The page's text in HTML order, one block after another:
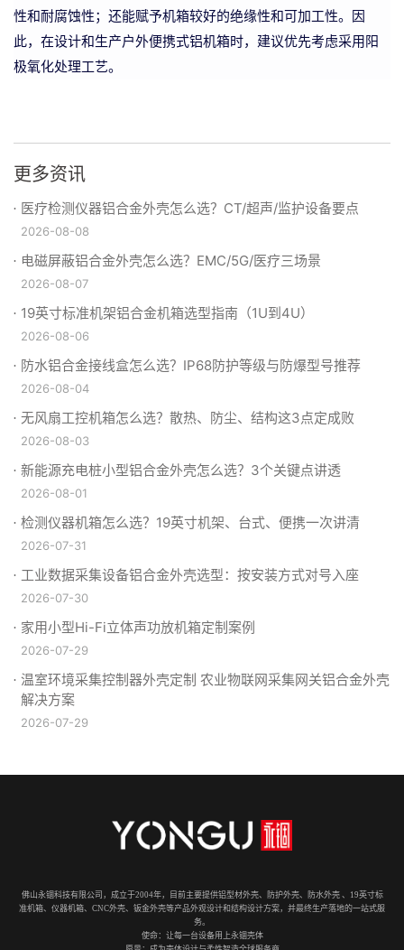
性和耐腐蚀性；还能赋予机箱较好的绝缘性和可加工性。因
此，在设计和生产户外便携式铝机箱时，建议优先考虑采用阳
极氧化处理工艺。
更多资讯
医疗检测仪器铝合金外壳怎么选？CT/超声/监护设备要点
2026-08-08
电磁屏蔽铝合金外壳怎么选？EMC/5G/医疗三场景
2026-08-07
19英寸标准机架铝合金机箱选型指南（1U到4U）
2026-08-06
防水铝合金接线盒怎么选？IP68防护等级与防爆型号推荐
2026-08-04
无风扇工控机箱怎么选？散热、防尘、结构这3点定成败
2026-08-03
新能源充电桩小型铝合金外壳怎么选？3个关键点讲透
2026-08-01
检测仪器机箱怎么选？19英寸机架、台式、便携一次讲清
2026-07-31
工业数据采集设备铝合金外壳选型：按安装方式对号入座
2026-07-30
家用小型Hi-Fi立体声功放机箱定制案例
2026-07-29
温室环境采集控制器外壳定制 农业物联网采集网关铝合金外壳
解决方案
2026-07-29
佛山永锢科技有限公司，成立于2004年，目前主要提供铝型材外壳、防护外壳、防水外壳 、19英寸标
准机箱、仪器机箱、CNC外壳、钣金外壳等产品外观设计和结构设计方案，并最终生产落地的一站式服
务。
使命：让每一台设备用上永锢壳体